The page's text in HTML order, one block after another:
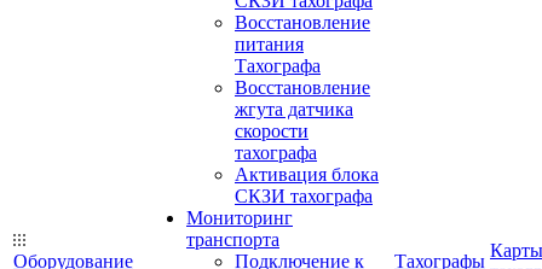
Оборудование
Восстановление
питания
Тахографа
Восстановление
жгута датчика
скорости
тахографа
Активация блока
СКЗИ тахографа
Мониторинг
транспорта
Подключение к
Тахографы
Карты